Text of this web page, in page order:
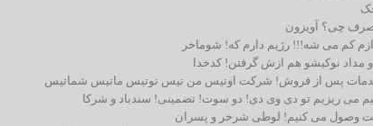
صرف چی؟ آویزون
ازم کم می شه!!! رژیم دارم که! شوماخر
مداد نوکیشو هم ازش گرفتن! کدخدا